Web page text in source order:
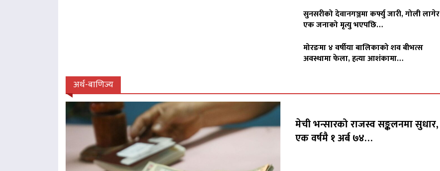
सुनसरीको देवानगञ्जमा कर्फ्यु जारी, गोली लागेर
एक जनाको मृत्यु भएपछि…
मोरङमा ४ वर्षीया बालिकाको शव बीभत्स
अवस्थामा फेला, हत्या आशंकामा…
अर्थ-बाणिज्य
मेची भन्सारको राजस्व सङ्कलनमा सुधार,
एक वर्षमै १ अर्ब ७४…